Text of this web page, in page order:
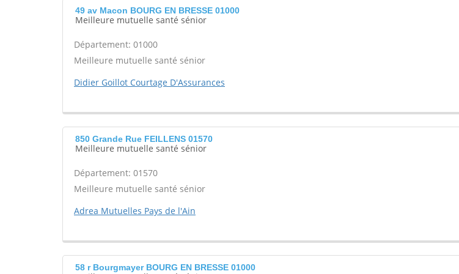
49 av Macon BOURG EN BRESSE 01000
Meilleure mutuelle santé sénior
Département: 01000
Meilleure mutuelle santé sénior
Didier Goillot Courtage D'Assurances
850 Grande Rue FEILLENS 01570
Meilleure mutuelle santé sénior
Département: 01570
Meilleure mutuelle santé sénior
Adrea Mutuelles Pays de l'Ain
58 r Bourgmayer BOURG EN BRESSE 01000